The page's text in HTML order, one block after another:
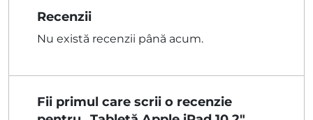
Recenzii
Nu există recenzii până acum.
Fii primul care scrii o recenzie